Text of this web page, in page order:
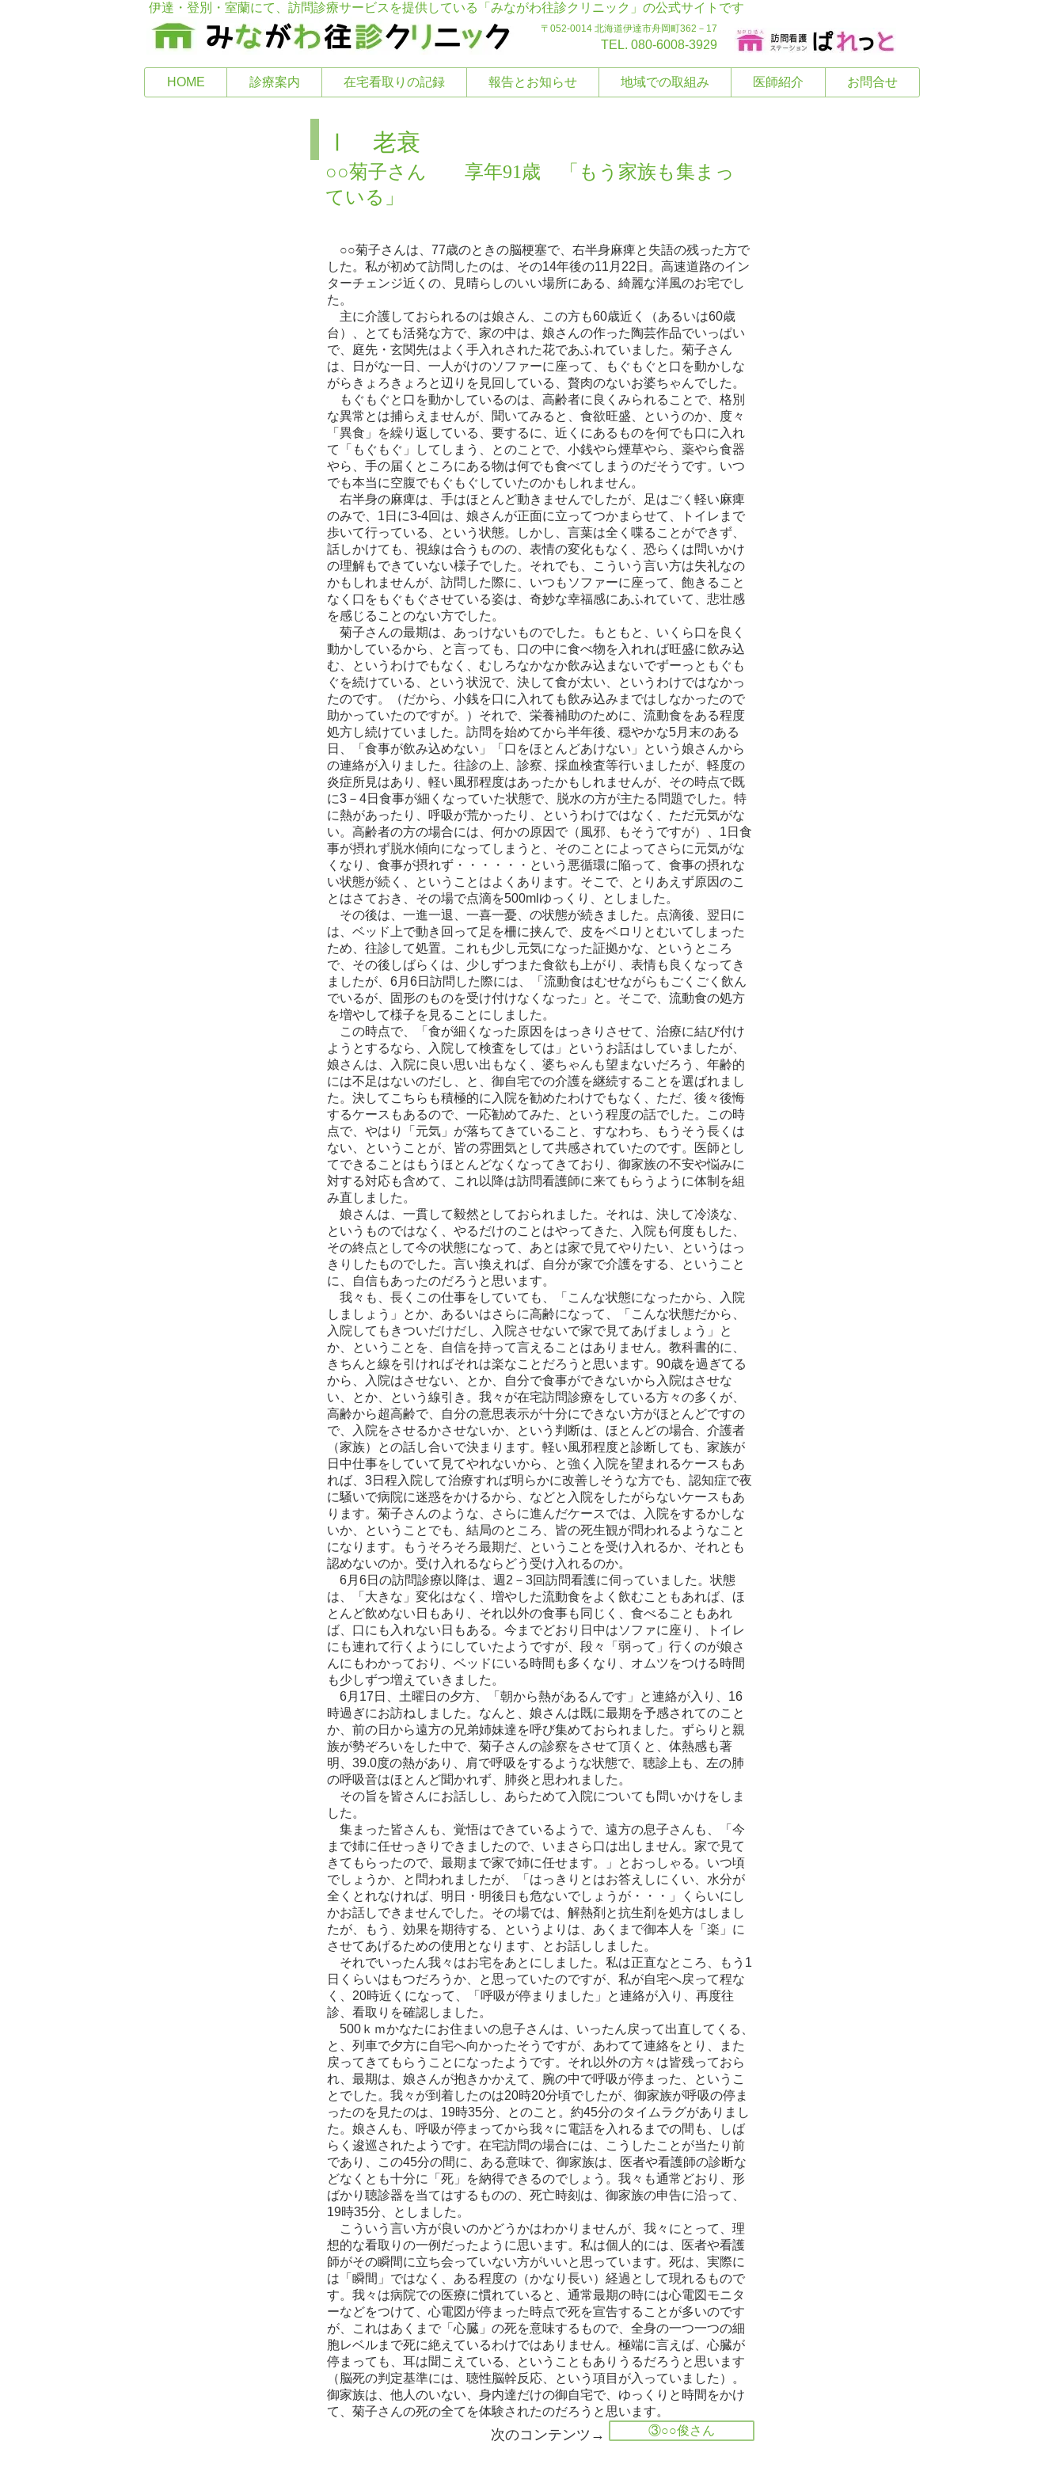
伊達・登別・室蘭にて、訪問診療サービスを提供している「みながわ往診クリニック」の公式サイトです
〒052-0014 北海道伊達市舟岡町362－17
TEL. 080-6008-3929
HOME 診療案内 在宅看取りの記録 報告とお知らせ 地域での取組み 医師紹介 お問合せ
Ⅰ 老衰
○○菊子さん 享年91歳 「もう家族も集まっ
ている」
○○菊子さんは、77歳のときの脳梗塞で、右半身麻痺と失語の残った方で
した。私が初めて訪問したのは、その14年後の11月22日。高速道路のイン
ターチェンジ近くの、見晴らしのいい場所にある、綺麗な洋風のお宅でし
た。
主に介護しておられるのは娘さん、この方も60歳近く（あるいは60歳
台）、とても活発な方で、家の中は、娘さんの作った陶芸作品でいっぱい
で、庭先・玄関先はよく手入れされた花であふれていました。菊子さん
は、日がな一日、一人がけのソファーに座って、もぐもぐと口を動かしな
がらきょろきょろと辺りを見回している、贅肉のないお婆ちゃんでした。
もぐもぐと口を動かしているのは、高齢者に良くみられることで、格別
な異常とは捕らえませんが、聞いてみると、食欲旺盛、というのか、度々
「異食」を繰り返している、要するに、近くにあるものを何でも口に入れ
て「もぐもぐ」してしまう、とのことで、小銭やら煙草やら、薬やら食器
やら、手の届くところにある物は何でも食べてしまうのだそうです。いつ
でも本当に空腹でもぐもぐしていたのかもしれません。
右半身の麻痺は、手はほとんど動きませんでしたが、足はごく軽い麻痺
のみで、1日に3‐4回は、娘さんが正面に立ってつかまらせて、トイレまで
歩いて行っている、という状態。しかし、言葉は全く喋ることができず、
話しかけても、視線は合うものの、表情の変化もなく、恐らくは問いかけ
の理解もできていない様子でした。それでも、こういう言い方は失礼なの
かもしれませんが、訪問した際に、いつもソファーに座って、飽きること
なく口をもぐもぐさせている姿は、奇妙な幸福感にあふれていて、悲壮感
を感じることのない方でした。
菊子さんの最期は、あっけないものでした。もともと、いくら口を良く
動かしているから、と言っても、口の中に食べ物を入れれば旺盛に飲み込
む、というわけでもなく、むしろなかなか飲み込まないでずーっともぐも
ぐを続けている、という状況で、決して食が太い、というわけではなかっ
たのです。（だから、小銭を口に入れても飲み込みまではしなかったので
助かっていたのですが。）それで、栄養補助のために、流動食をある程度
処方し続けていました。訪問を始めてから半年後、穏やかな5月末のある
日、「食事が飲み込めない」「口をほとんどあけない」という娘さんから
の連絡が入りました。往診の上、診察、採血検査等行いましたが、軽度の
炎症所見はあり、軽い風邪程度はあったかもしれませんが、その時点で既
に3－4日食事が細くなっていた状態で、脱水の方が主たる問題でした。特
に熱があったり、呼吸が荒かったり、というわけではなく、ただ元気がな
い。高齢者の方の場合には、何かの原因で（風邪、もそうですが）、1日食
事が摂れず脱水傾向になってしまうと、そのことによってさらに元気がな
くなり、食事が摂れず・・・・・・という悪循環に陥って、食事の摂れな
い状態が続く、ということはよくあります。そこで、とりあえず原因のこ
とはさておき、その場で点滴を500mlゆっくり、としました。
その後は、一進一退、一喜一憂、の状態が続きました。点滴後、翌日に
は、ベッド上で動き回って足を柵に挟んで、皮をベロリとむいてしまった
ため、往診して処置。これも少し元気になった証拠かな、というところ
で、その後しばらくは、少しずつまた食欲も上がり、表情も良くなってき
ましたが、6月6日訪問した際には、「流動食はむせながらもごくごく飲ん
でいるが、固形のものを受け付けなくなった」と。そこで、流動食の処方
を増やして様子を見ることにしました。
この時点で、「食が細くなった原因をはっきりさせて、治療に結び付け
ようとするなら、入院して検査をしては」というお話はしていましたが、
娘さんは、入院に良い思い出もなく、婆ちゃんも望まないだろう、年齢的
には不足はないのだし、と、御自宅での介護を継続することを選ばれまし
た。決してこちらも積極的に入院を勧めたわけでもなく、ただ、後々後悔
するケースもあるので、一応勧めてみた、という程度の話でした。この時
点で、やはり「元気」が落ちてきていること、すなわち、もうそう長くは
ない、ということが、皆の雰囲気として共感されていたのです。医師とし
てできることはもうほとんどなくなってきており、御家族の不安や悩みに
対する対応も含めて、これ以降は訪問看護師に来てもらうように体制を組
み直しました。
娘さんは、一貫して毅然としておられました。それは、決して冷淡な、
というものではなく、やるだけのことはやってきた、入院も何度もした、
その終点として今の状態になって、あとは家で見てやりたい、というはっ
きりしたものでした。言い換えれば、自分が家で介護をする、ということ
に、自信もあったのだろうと思います。
我々も、長くこの仕事をしていても、「こんな状態になったから、入院
しましょう」とか、あるいはさらに高齢になって、「こんな状態だから、
入院してもきついだけだし、入院させないで家で見てあげましょう」と
か、ということを、自信を持って言えることはありません。教科書的に、
きちんと線を引ければそれは楽なことだろうと思います。90歳を過ぎてる
から、入院はさせない、とか、自分で食事ができないから入院はさせな
い、とか、という線引き。我々が在宅訪問診療をしている方々の多くが、
高齢から超高齢で、自分の意思表示が十分にできない方がほとんどですの
で、入院をさせるかさせないか、という判断は、ほとんどの場合、介護者
（家族）との話し合いで決まります。軽い風邪程度と診断しても、家族が
日中仕事をしていて見てやれないから、と強く入院を望まれるケースもあ
れば、3日程入院して治療すれば明らかに改善しそうな方でも、認知症で夜
に騒いで病院に迷惑をかけるから、などと入院をしたがらないケースもあ
ります。菊子さんのような、さらに進んだケースでは、入院をするかしな
いか、ということでも、結局のところ、皆の死生観が問われるようなこと
になります。もうそろそろ最期だ、ということを受け入れるか、それとも
認めないのか。受け入れるならどう受け入れるのか。
6月6日の訪問診療以降は、週2－3回訪問看護に伺っていました。状態
は、「大きな」変化はなく、増やした流動食をよく飲むこともあれば、ほ
とんど飲めない日もあり、それ以外の食事も同じく、食べることもあれ
ば、口にも入れない日もある。今までどおり日中はソファに座り、トイレ
にも連れて行くようにしていたようですが、段々「弱って」行くのが娘さ
んにもわかっており、ベッドにいる時間も多くなり、オムツをつける時間
も少しずつ増えていきました。
6月17日、土曜日の夕方、「朝から熱があるんです」と連絡が入り、16
時過ぎにお訪ねしました。なんと、娘さんは既に最期を予感されてのこと
か、前の日から遠方の兄弟姉妹達を呼び集めておられました。ずらりと親
族が勢ぞろいをした中で、菊子さんの診察をさせて頂くと、体熱感も著
明、39.0度の熱があり、肩で呼吸をするような状態で、聴診上も、左の肺
の呼吸音はほとんど聞かれず、肺炎と思われました。
その旨を皆さんにお話しし、あらためて入院についても問いかけをしま
した。
集まった皆さんも、覚悟はできているようで、遠方の息子さんも、「今
まで姉に任せっきりできましたので、いまさら口は出しません。家で見て
きてもらったので、最期まで家で姉に任せます。」とおっしゃる。いつ頃
でしょうか、と問われましたが、「はっきりとはお答えしにくい、水分が
全くとれなければ、明日・明後日も危ないでしょうが・・・」くらいにし
かお話しできませんでした。その場では、解熱剤と抗生剤を処方はしまし
たが、もう、効果を期待する、というよりは、あくまで御本人を「楽」に
させてあげるための使用となります、とお話ししました。
それでいったん我々はお宅をあとにしました。私は正直なところ、もう1
日くらいはもつだろうか、と思っていたのですが、私が自宅へ戻って程な
く、20時近くになって、「呼吸が停まりました」と連絡が入り、再度往
診、看取りを確認しました。
500ｋｍかなたにお住まいの息子さんは、いったん戻って出直してくる、
と、列車で夕方に自宅へ向かったそうですが、あわてて連絡をとり、また
戻ってきてもらうことになったようです。それ以外の方々は皆残っておら
れ、最期は、娘さんが抱きかかえて、腕の中で呼吸が停まった、というこ
とでした。我々が到着したのは20時20分頃でしたが、御家族が呼吸の停ま
ったのを見たのは、19時35分、とのこと。約45分のタイムラグがありまし
た。娘さんも、呼吸が停まってから我々に電話を入れるまでの間も、しば
らく逡巡されたようです。在宅訪問の場合には、こうしたことが当たり前
であり、この45分の間に、ある意味で、御家族は、医者や看護師の診断な
どなくとも十分に「死」を納得できるのでしょう。我々も通常どおり、形
ばかり聴診器を当てはするものの、死亡時刻は、御家族の申告に沿って、
19時35分、としました。
こういう言い方が良いのかどうかはわかりませんが、我々にとって、理
想的な看取りの一例だったように思います。私は個人的には、医者や看護
師がその瞬間に立ち会っていない方がいいと思っています。死は、実際に
は「瞬間」ではなく、ある程度の（かなり長い）経過として現れるもので
す。我々は病院での医療に慣れていると、通常最期の時には心電図モニタ
ーなどをつけて、心電図が停まった時点で死を宣告することが多いのです
が、これはあくまで「心臓」の死を意味するもので、全身の一つ一つの細
胞レベルまで死に絶えているわけではありません。極端に言えば、心臓が
停まっても、耳は聞こえている、ということもありうるだろうと思います
（脳死の判定基準には、聴性脳幹反応、という項目が入っていました）。
御家族は、他人のいない、身内達だけの御自宅で、ゆっくりと時間をかけ
て、菊子さんの死の全てを体験されたのだろうと思います。
次のコンテンツ→ ③○○俊さん